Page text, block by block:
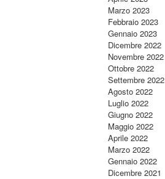
Marzo 2023
Febbraio 2023
Gennaio 2023
Dicembre 2022
Novembre 2022
Ottobre 2022
Settembre 2022
Agosto 2022
Luglio 2022
Giugno 2022
Maggio 2022
Aprile 2022
Marzo 2022
Gennaio 2022
Dicembre 2021